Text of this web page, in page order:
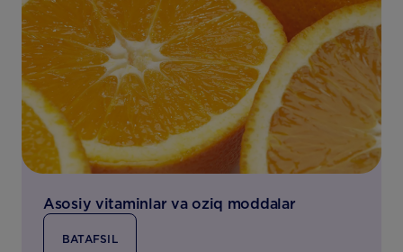
Asosiy vitaminlar va oziq moddalar
BATAFSIL